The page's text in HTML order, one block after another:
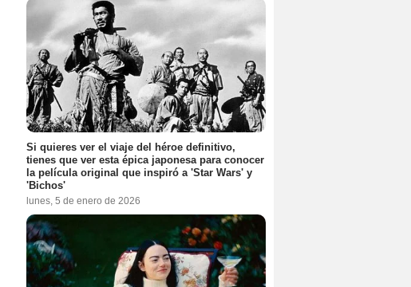
Si quieres ver el viaje del héroe definitivo,
tienes que ver esta épica japonesa para conocer
la película original que inspiró a 'Star Wars' y
'Bichos'
lunes, 5 de enero de 2026